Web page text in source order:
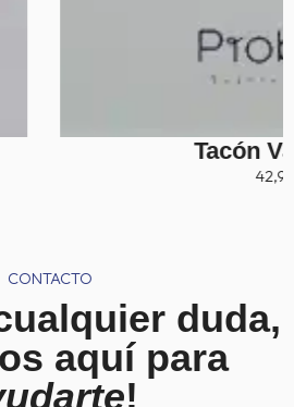
CONTACTO
duda,
aquí para
!